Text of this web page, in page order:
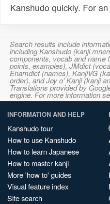
Kanshudo quickly. For
Search results include
including Kanshudo (kanji
components, vocab and name
points, examples), JMdict
Enamdict (names), KanjiVG
order), and Joy o' Kanji (kanji
Translations provided by
engine. For more information
INFORMATION AND HELP
Kanshudo tour
How to use Kanshudo
How to learn Japanese
How to master kanji
More 'how to' guides
Visual feature index
Site search